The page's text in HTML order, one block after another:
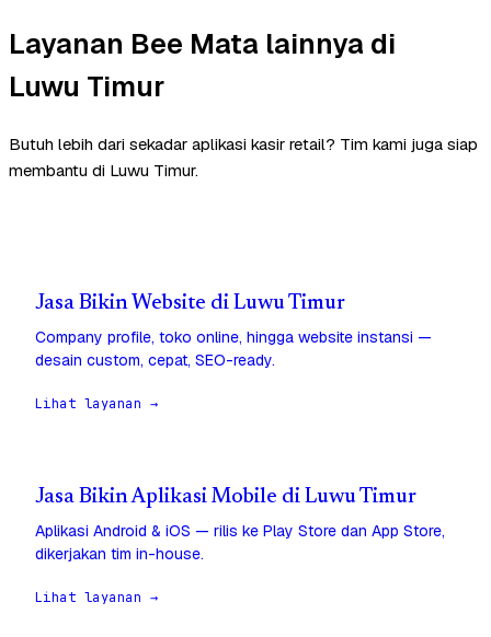
Layanan Bee Mata lainnya di
Luwu Timur
Butuh lebih dari sekadar aplikasi kasir retail? Tim kami juga siap
membantu di Luwu Timur.
Jasa Bikin Website di Luwu Timur
Company profile, toko online, hingga website instansi —
desain custom, cepat, SEO-ready.
Lihat layanan →
Jasa Bikin Aplikasi Mobile di Luwu Timur
Aplikasi Android & iOS — rilis ke Play Store dan App Store,
dikerjakan tim in-house.
Lihat layanan →